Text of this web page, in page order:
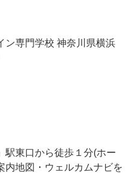
ン専門学校 神奈川県横浜
駅東口から徒歩１分(ホー
内地図・ウェルカムナビを